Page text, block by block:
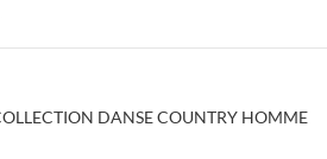
DANSE COUNTRY HOMME